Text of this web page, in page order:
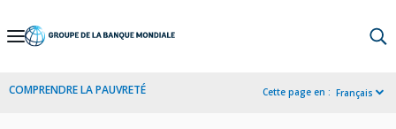
Skip
Navigation
COMPRENDRE LA PAUVRETÉ Cette page en : Français